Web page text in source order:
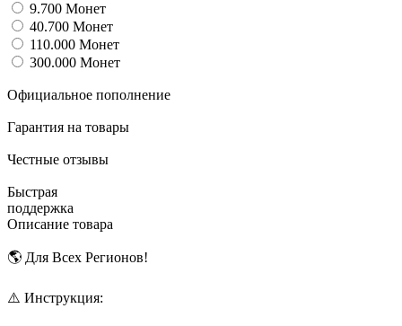
9.700 Монет
40.700 Монет
110.000 Монет
300.000 Монет
Официальное пополнение
Гарантия на товары
Честные отзывы
Быстрая
поддержка
Описание товара
🌎 Для Всех Регионов!
⚠️ Инструкция: